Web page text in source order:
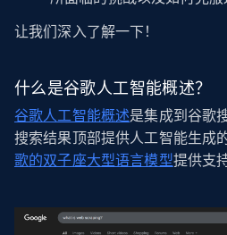
让我们深入了解一下！
什么是谷歌人工智能概述？
谷歌人工智能概述是集成到谷歌
搜索结果顶部提供人工智能生成
歌的双子座大型语言模型提供支